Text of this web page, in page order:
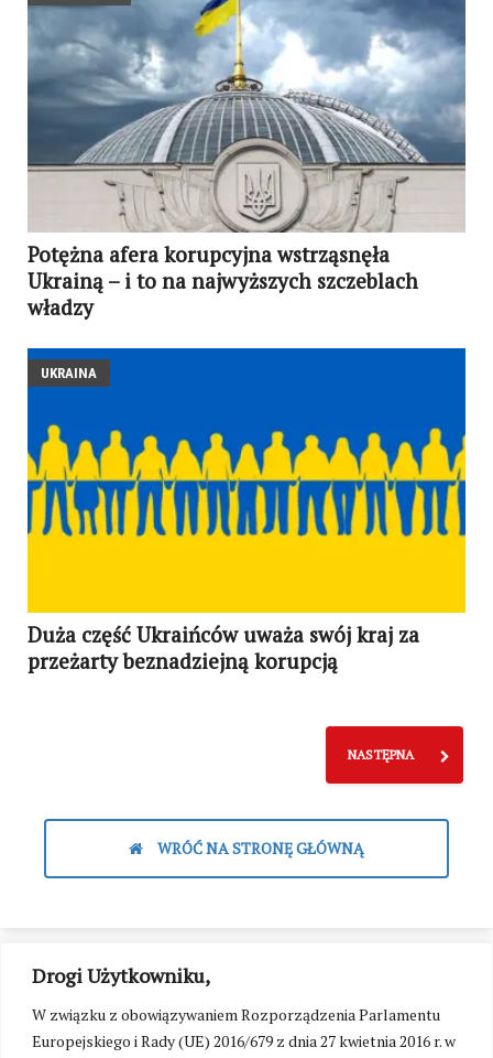
Drogi Użytkowniku,
W związku z obowiązywaniem Rozporządzenia Parlamentu
Europejskiego i Rady (UE) 2016/679 z dnia 27 kwietnia 2016 r. w
Potężna afera korupcyjna wstrząsnęła
Ukrainą – i to na najwyższych szczeblach
władzy
UKRAINA
Duża część Ukraińców uważa swój kraj za
przeżarty beznadziejną korupcją
NASTĘPNA
WRÓĆ NA STRONĘ GŁÓWNĄ